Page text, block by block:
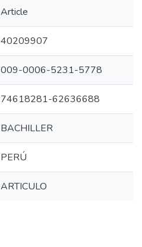
Article
40209907
009-0006-5231-5778
74618281-62636688
BACHILLER
PERÚ
ARTICULO